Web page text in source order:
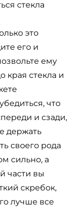
стекла
это
его и
ему
края стекла и
что
и сзади,
держать
своего рода
сильно, а
части вы
скребок,
лучше все